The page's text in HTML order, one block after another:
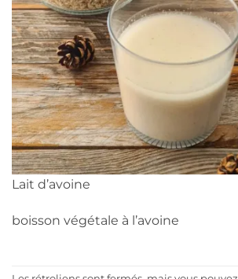
Lait d’avoine
boisson végétale à l’avoine